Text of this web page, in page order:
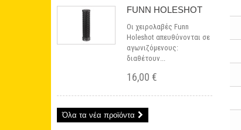
FUNN HOLESHOT
Οι χειρολαβές Funn
Holeshot απευθύνονται σε
αγωνιζόμενους:
διαθέτουν...
16,00 €
Όλα τα νέα προϊόντα